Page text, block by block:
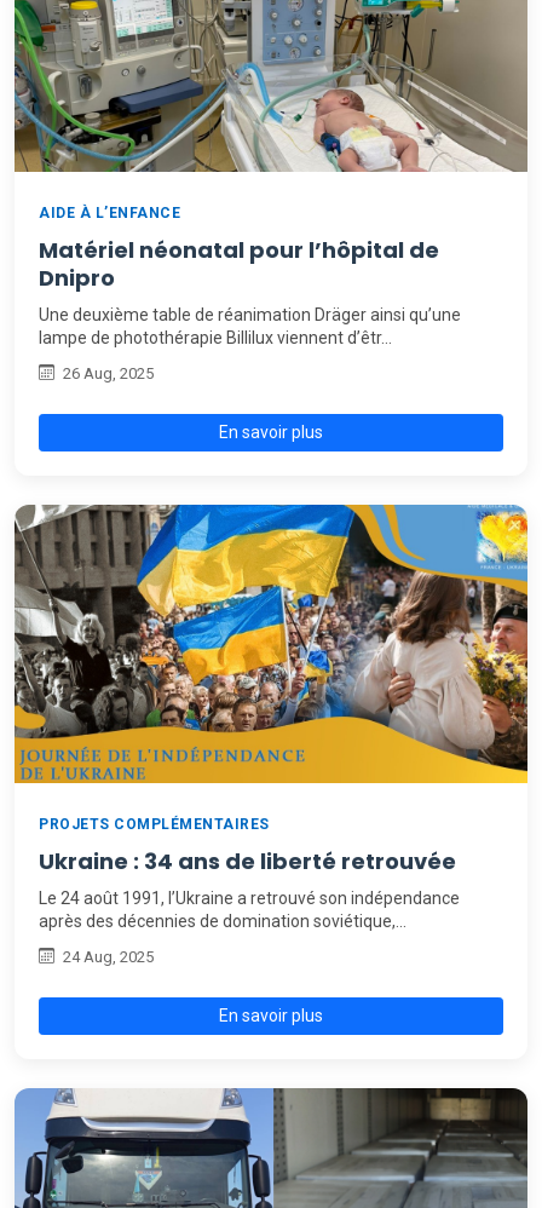
AIDE À L’ENFANCE
Matériel néonatal pour l’hôpital de
Dnipro
Une deuxième table de réanimation Dräger ainsi qu’une
lampe de photothérapie Billilux viennent d’êtr…
26 Aug, 2025
En savoir plus
PROJETS COMPLÉMENTAIRES
Ukraine : 34 ans de liberté retrouvée
Le 24 août 1991, l’Ukraine a retrouvé son indépendance
après des décennies de domination soviétique,…
24 Aug, 2025
En savoir plus